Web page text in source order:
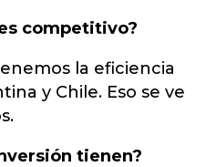
competitivo?
la eficiencia
y Chile. Eso se ve
tienen?